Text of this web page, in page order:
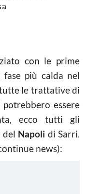
con le prime
più calda nel
tutte le trattative di
essere
ecco tutti gli
del Napoli di Sarri.
news):